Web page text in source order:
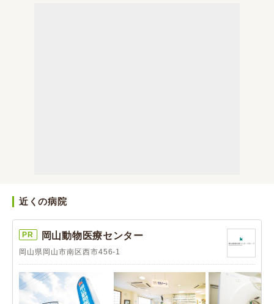
近くの病院
PR 岡山動物医療センター
岡山県岡山市南区西市456-1